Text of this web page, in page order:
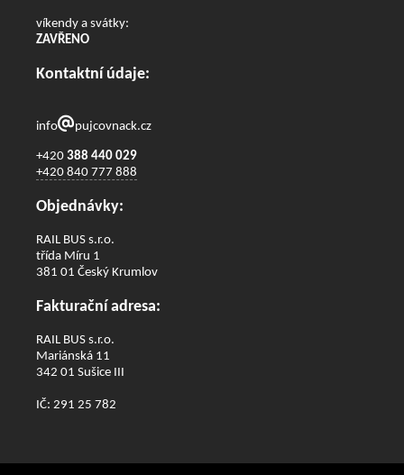
víkendy a svátky:
ZAVŘENO
Kontaktní údaje:
info pujcovnack.cz
+420 388 440 029
+420 840 777 888
Objednávky:
RAIL BUS s.r.o.
třída Míru 1
381 01 Český Krumlov
Fakturační adresa:
RAIL BUS s.r.o.
Mariánská 11
342 01 Sušice III
IČ: 291 25 782